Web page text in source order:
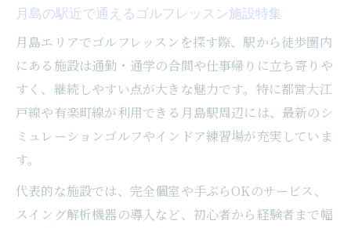
中央区ならではの快適ゴルフレッスン体験
法
ゴルフレッスンを快適に受けるための施設
選び
東京都中央区のゴルフレッスン最新設備を
解説
用法
ゴルフレッスンを快適に続けるための秘訣
月島の駅近で通えるゴルフレッスン施設特集
月島エリアでゴルフレッスンを探す際、駅から徒歩圏内
にある施設は通勤・通学の合間や仕事帰りに立ち寄りや
すく、継続しやすい点が大きな魅力です。特に都営大江
戸線や有楽町線が利用できる月島駅周辺には、最新のシ
ミュレーションゴルフやインドア練習場が充実していま
す。
代表的な施設では、完全個室や手ぶらOKのサービス、
スイング解析機器の導入など、初心者から経験者まで幅